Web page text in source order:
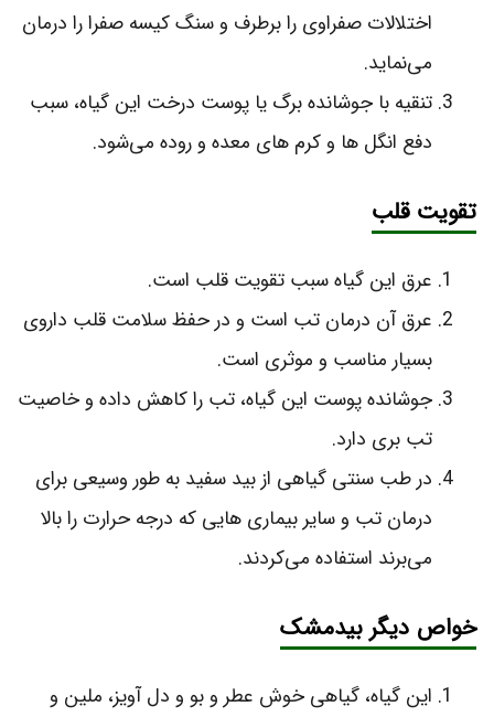
اختلالات صفراوی را برطرف و سنگ کیسه صفرا را درمان
می‌نماید.
تنقیه با جوشانده برگ یا پوست درخت این گیاه، سبب
دفع انگل‌ ها و کرم‌ های معده و روده می‌شود.
تقویت قلب
عرق این گیاه سبب تقویت قلب است.
عرق آن درمان تب است و در حفظ سلامت قلب داروی
بسیار مناسب و موثری است.
جوشانده پوست این گیاه، تب را کاهش داده و خاصیت
تب بری دارد.
در طب سنتی گیاهی از بید سفید به طور وسیعی برای
درمان تب و سایر بیماری‌ هایی که درجه حرارت را بالا
می‌برند استفاده می‌کردند.
خواص دیگر بیدمشک
این گیاه، گیاهی خوش عطر و بو و دل آویز، ملین و